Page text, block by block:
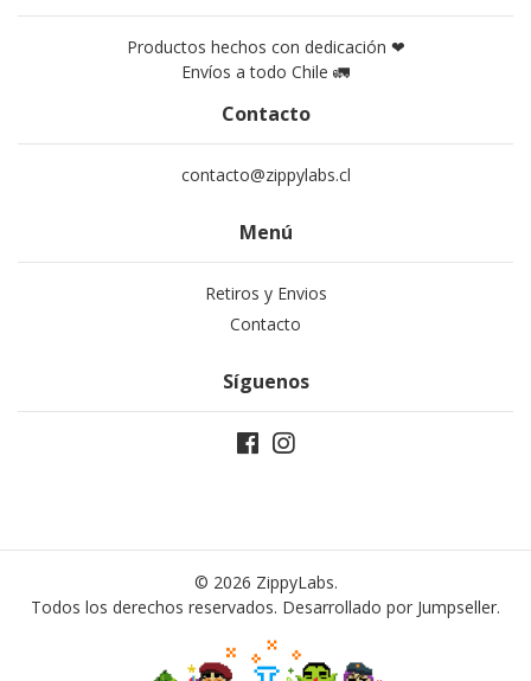
Productos hechos con dedicación ❤
Envíos a todo Chile 🚛
Contacto
contacto@zippylabs.cl
Menú
Retiros y Envios
Contacto
Síguenos
© 2026 ZippyLabs.
Todos los derechos reservados. Desarrollado por Jumpseller.